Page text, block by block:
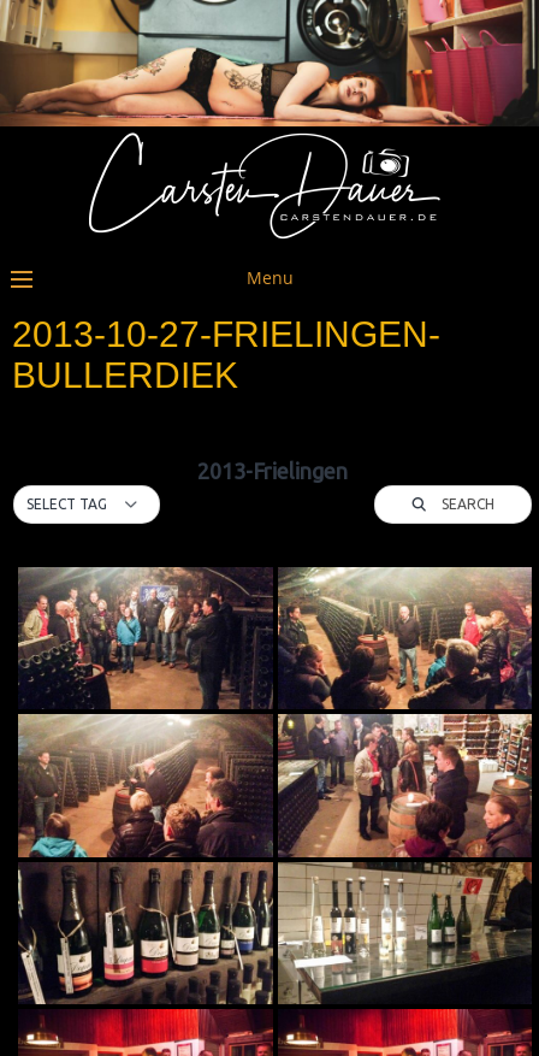
Menu
2013-10-27-FRIELINGEN-
BULLERDIEK
2013-Frielingen
SELECT TAG SEARCH